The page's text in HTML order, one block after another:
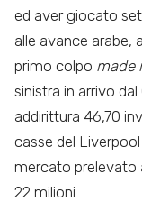
ed aver giocato
alle avance arabe,
primo colpo made
sinistra in arrivo dal
addirittura 46,70
casse del
mercato prelevato
22 milioni.